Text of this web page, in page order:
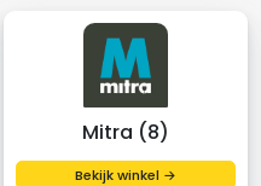
Mitra (8)
Bekijk winkel →